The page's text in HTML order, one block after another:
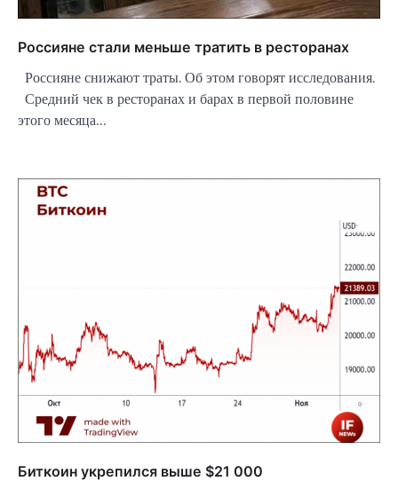
Россияне стали меньше тратить в ресторанах
Россияне снижают траты. Об этом говорят исследования.
Средний чек в ресторанах и барах в первой половине
этого месяца…
Биткоин укрепился выше $21 000